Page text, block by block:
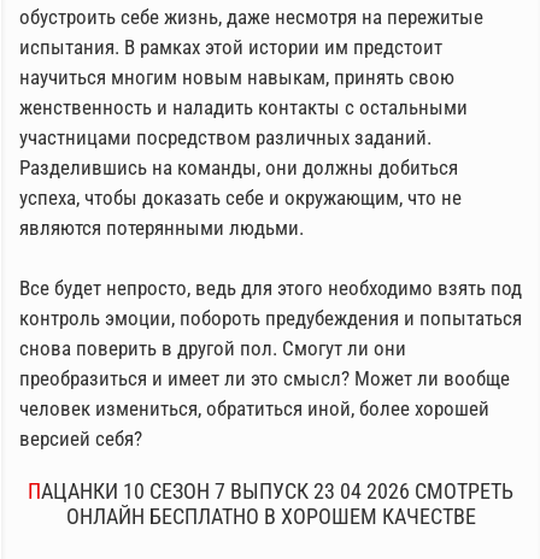
обустроить себе жизнь, даже несмотря на пережитые
испытания. В рамках этой истории им предстоит
научиться многим новым навыкам, принять свою
женственность и наладить контакты с остальными
участницами посредством различных заданий.
Разделившись на команды, они должны добиться
успеха, чтобы доказать себе и окружающим, что не
являются потерянными людьми.
Все будет непросто, ведь для этого необходимо взять под
контроль эмоции, побороть предубеждения и попытаться
снова поверить в другой пол. Смогут ли они
преобразиться и имеет ли это смысл? Может ли вообще
человек измениться, обратиться иной, более хорошей
версией себя?
ПАЦАНКИ 10 СЕЗОН 7 ВЫПУСК 23 04 2026 СМОТРЕТЬ
ОНЛАЙН БЕСПЛАТНО В ХОРОШЕМ КАЧЕСТВЕ